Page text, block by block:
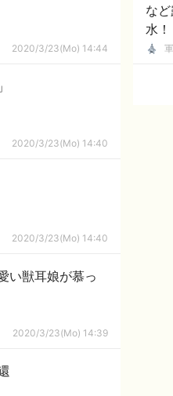
2020/3/23(Mo) 14:44
2020/3/23(Mo) 14:40
2020/3/23(Mo) 14:40
い獣耳娘が慕っ
2020/3/23(Mo) 14:39
な
水！